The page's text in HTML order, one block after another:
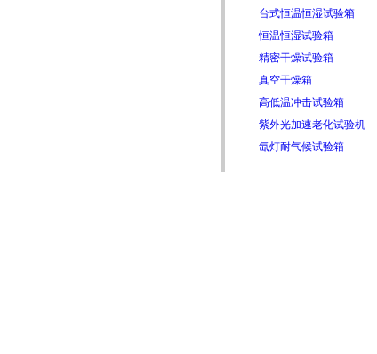
台式恒温恒湿试验箱
恒温恒湿试验箱
精密干燥试验箱
真空干燥箱
高低温冲击试验箱
紫外光加速老化试验机
氙灯耐气候试验箱